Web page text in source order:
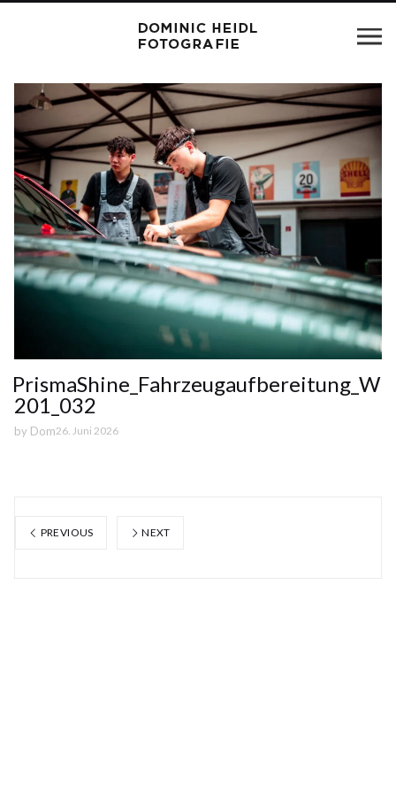
PrismaShine_Fahrzeugaufbereitung_W
201_032
by Dom26. Juni 2026
PREVIOUS NEXT